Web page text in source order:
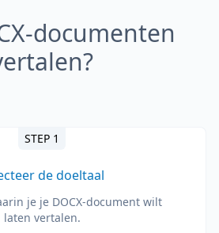
documenten
STEP 1
de doeltaal
je je DOCX-document wilt
laten vertalen.